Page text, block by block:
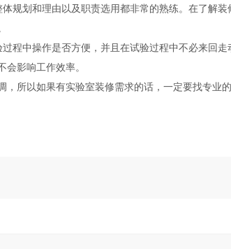
规划和理由以及职责选用都非常的熟练。在了解
程中操作是否方便，并且在试验过程中不必来回走
影响工作效率。
所以如果有实验室装修需求的话，一定要找专业